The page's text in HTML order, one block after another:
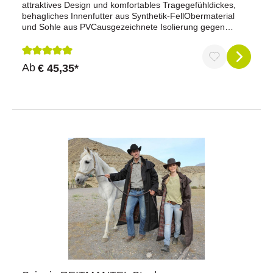
attraktives Design und komfortables Tragegefühldickes,
behagliches Innenfutter aus Synthetik-FellObermaterial
und Sohle aus PVCausgezeichnete Isolierung gegen
Zwischensohlewasserdichte Schnürstulpebesonders
griffige AußensohleHinweis: Die Höhe des Stiefels ist bei
Größe 37 ca. 32 cm.Farbe: grünGröße: 36-48
Durchschnittliche Bewertung von 5 von 5 Sternen
Ab € 45,35*